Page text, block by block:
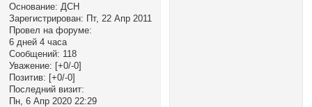
Основание: ДСН
Зарегистрирован: Пт, 22 Апр 2011
Провел на форуме:
6 дней 4 часа
Сообщений: 118
Уважение: [+0/-0]
Позитив: [+0/-0]
Последний визит:
Пн, 6 Апр 2020 22:29